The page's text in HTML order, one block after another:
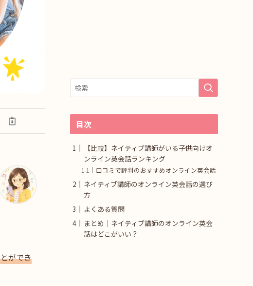
ができ
目次
【比較】ネイティブ講師がいる子供向けオ
ンライン英会話ランキング
口コミで評判のおすすめオンライン英会話
ネイティブ講師のオンライン英会話の選び
方
よくある質問
まとめ｜ネイティブ講師のオンライン英会
話はどこがいい？